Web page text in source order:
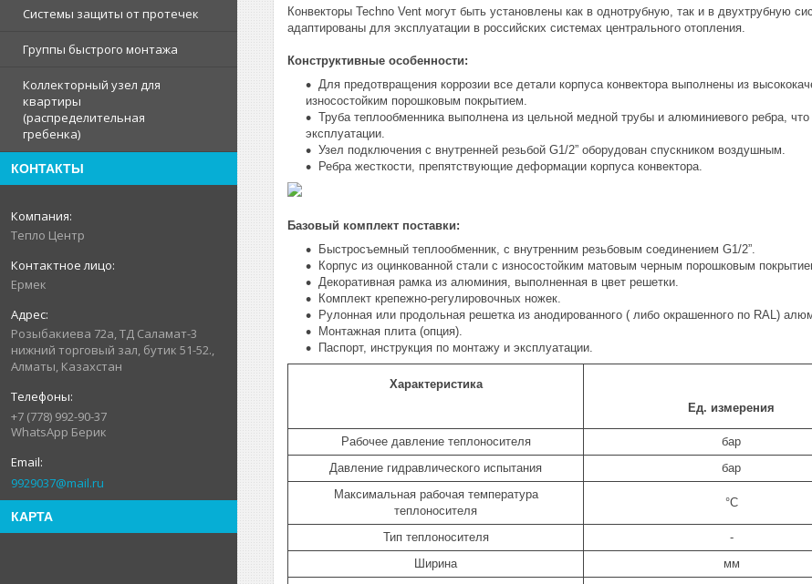
Системы защиты от протечек
Группы быстрого монтажа
Коллекторный узел для
квартиры
(распределительная
гребенка)
КОНТАКТЫ
Тепло Центр
Ермек
Розыбакиева 72а, ТД Саламат-3
нижний торговый зал, бутик 51-52.,
Алматы, Казахстан
+7 (778) 992-90-37
WhatsApp Берик
9929037@mail.ru
КАРТА
Конвекторы Techno Vent могут быть установлены как в однотрубную, так и в двухтрубную
адаптированы для эксплуатации в российских системах центрального отопления.
Конструктивные особенности:
Для предотвращения коррозии все детали корпуса конвектора выполнены из
износостойким порошковым покрытием.
Труба теплообменника выполнена из цельной медной трубы и алюминиевого ребра, что
эксплуатации.
Узел подключения с внутренней резьбой G1/2” оборудован спускником воздушным.
Ребра жесткости, препятствующие деформации корпуса конвектора.
Базовый комплект поставки:
Быстросъемный теплообменник, с внутренним резьбовым соединением G1/2”.
Корпус из оцинкованной стали с износостойким матовым черным порошковым
Декоративная рамка из алюминия, выполненная в цвет решетки.
Комплект крепежно-регулировочных ножек.
Рулонная или продольная решетка из анодированного ( либо окрашенного по RAL)
Монтажная плита (опция).
Паспорт, инструкция по монтажу и эксплуатации.
Характеристика
Ед. измерения
Рабочее давление теплоносителя бар
Давление гидравлического испытания
бар
Максимальная рабочая температура
теплоносителя
°C
Тип теплоносителя -
Ширина
мм